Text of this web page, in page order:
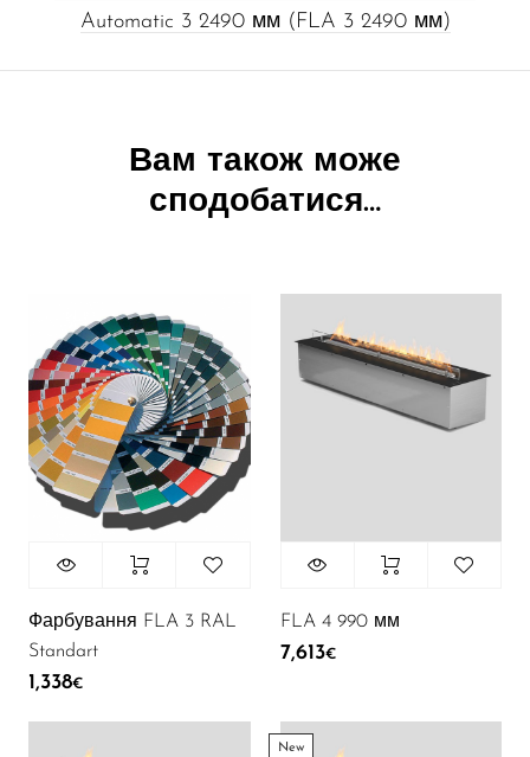
Automatic 3 2490 мм (FLA 3 2490 мм)
Вам також може
сподобатися…
Фарбування FLA 3 RAL
Standart
1,338€
FLA 4 990 мм
7,613€
New